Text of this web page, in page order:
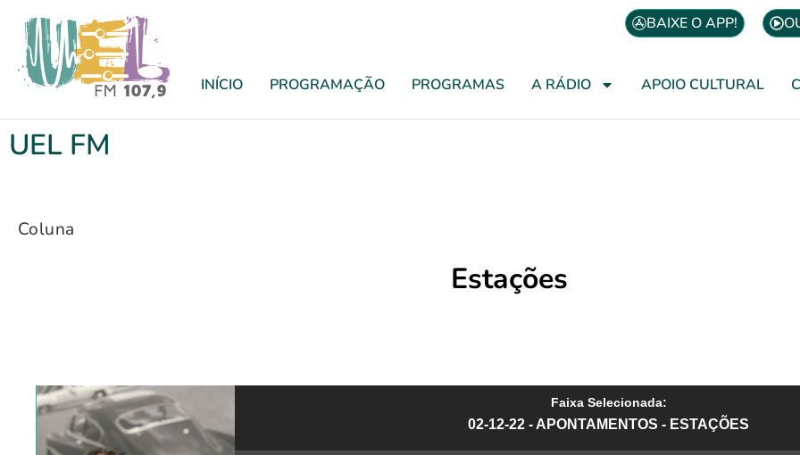
BAIXE O APP!
INÍCIO PROGRAMAÇÃO PROGRAMAS A RÁDIO APOIO CULTURAL
UEL FM
Coluna
Estações
Faixa Selecionada:
02-12-22 - APONTAMENTOS - ESTAÇÕES